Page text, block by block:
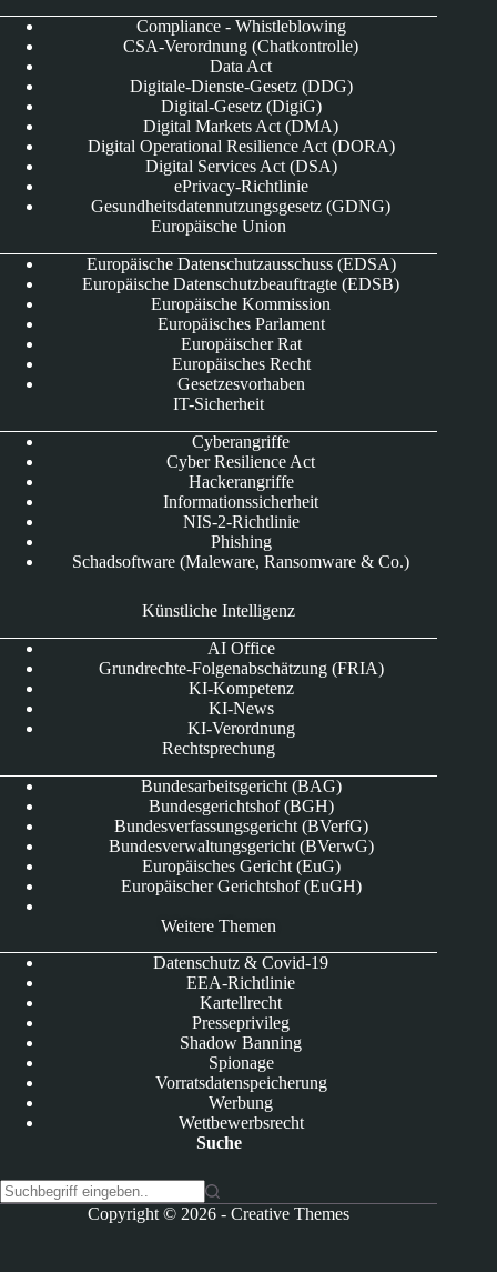
Compliance - Whistleblowing
CSA-Verordnung (Chatkontrolle)
Data Act
Digitale-Dienste-Gesetz (DDG)
Digital-Gesetz (DigiG)
Digital Markets Act (DMA)
Digital Operational Resilience Act (DORA)
Digital Services Act (DSA)
ePrivacy-Richtlinie
Gesundheitsdatennutzungsgesetz (GDNG)
Europäische Union
Europäische Datenschutzausschuss (EDSA)
Europäische Datenschutzbeauftragte (EDSB)
Europäische Kommission
Europäisches Parlament
Europäischer Rat
Europäisches Recht
Gesetzesvorhaben
IT-Sicherheit
Cyberangriffe
Cyber Resilience Act
Hackerangriffe
Informationssicherheit
NIS-2-Richtlinie
Phishing
Schadsoftware (Maleware, Ransomware & Co.)
Künstliche Intelligenz
AI Office
Grundrechte-Folgenabschätzung (FRIA)
KI-Kompetenz
KI-News
KI-Verordnung
Rechtsprechung
Bundesarbeitsgericht (BAG)
Bundesgerichtshof (BGH)
Bundesverfassungsgericht (BVerfG)
Bundesverwaltungsgericht (BVerwG)
Europäisches Gericht (EuG)
Europäischer Gerichtshof (EuGH)
Weitere Themen
Datenschutz & Covid-19
EEA-Richtlinie
Kartellrecht
Presseprivileg
Shadow Banning
Spionage
Vorratsdatenspeicherung
Werbung
Wettbewerbsrecht
Suche
Copyright © 2026 -Creative Themes